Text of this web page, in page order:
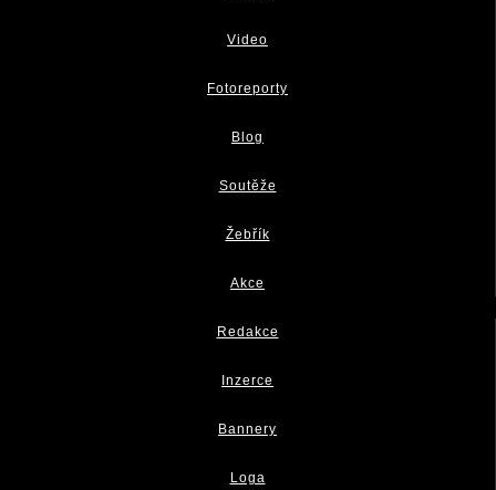
Video
Fotoreporty
Blog
Soutěže
Žebřík
Akce
Redakce
Inzerce
Bannery
Loga